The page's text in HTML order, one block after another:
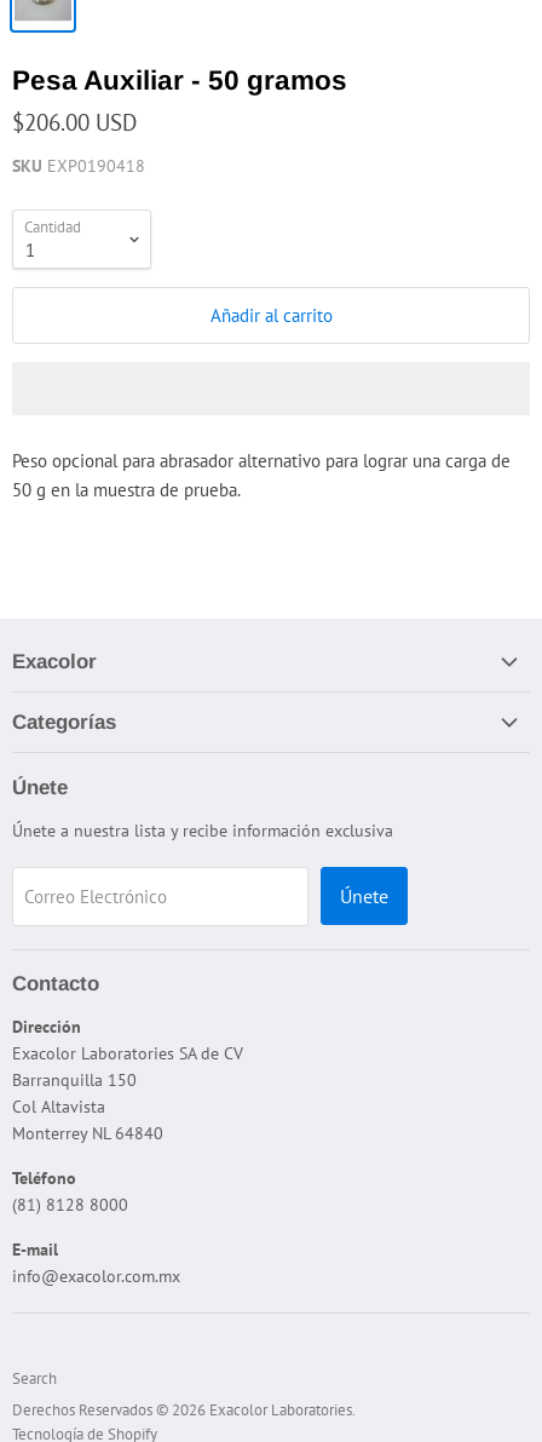
Pesa Auxiliar - 50 gramos
$206.00 USD
SKU EXP0190418
Cantidad
Añadir al carrito
Peso opcional para abrasador alternativo para lograr una carga de
50 g en la muestra de prueba.
Exacolor
Términos y Condiciones
Política de devolución / reembolso
Categorías
Cabinas de Iluminación
Color
Dispersión
DJH
Flamabilidad
Interperismo
Microscopios
Pruebas Físicas
Taber
Tensión de la Superficie
Únete
Únete a nuestra lista y recibe información exclusiva
Correo Electrónico Únete
Contacto
Dirección
Exacolor Laboratories SA de CV
Barranquilla 150
Col Altavista
Monterrey NL 64840
Teléfono
(81) 8128 8000
E-mail
info@exacolor.com.mx
Search
Derechos Reservados © 2026 Exacolor Laboratories.
Tecnología de Shopify